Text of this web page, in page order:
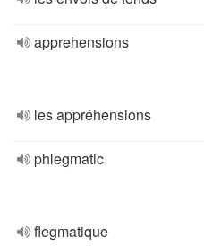
apprehensions
les appréhensions
phlegmatic
flegmatique